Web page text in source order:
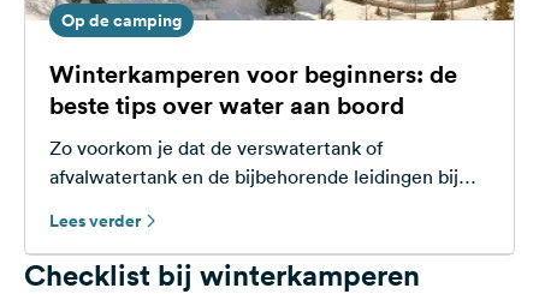
Op de camping
Winterkamperen voor beginners: de
beste tips over water aan boord
Zo voorkom je dat de verswatertank of
afvalwatertank en de bijbehorende leidingen bij
winterkamperen.
Lees verder
Checklist bij winterkamperen